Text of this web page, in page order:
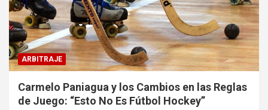
ARBITRAJE
Carmelo Paniagua y los Cambios en las Reglas
de Juego: “Esto No Es Fútbol Hockey”